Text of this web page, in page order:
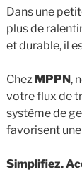
Dans une
plus de
et durable, il
Chez MPPN,
votre flux de
système de
favorisent
Simplifiez.